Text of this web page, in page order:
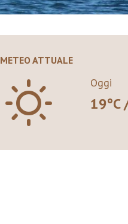
METEO ATTUALE
B Oggi
19°C